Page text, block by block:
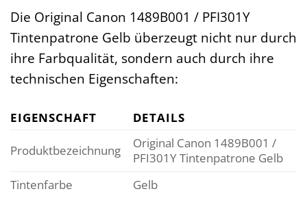
Die Original Canon 1489B001 / PFI301Y
Tintenpatrone Gelb überzeugt nicht nur durch
ihre Farbqualität, sondern auch durch ihre
technischen Eigenschaften:
EIGENSCHAFT DETAILS
Produktbezeichnung
Original Canon 1489B001 /
PFI301Y Tintenpatrone Gelb
Tintenfarbe
Gelb